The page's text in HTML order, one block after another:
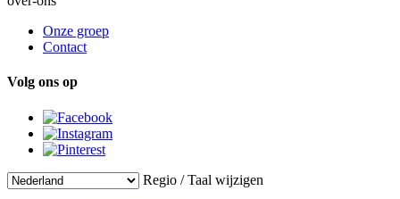
Onze groep
Contact
Volg ons op
Regio / Taal wijzigen